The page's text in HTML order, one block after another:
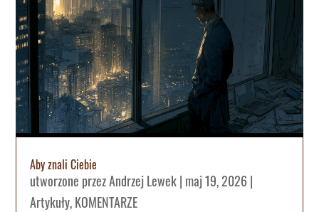
Aby znali Ciebie
utworzone przezAndrzej Lewek| maj 19, 2026|
Artykuły,KOMENTARZE